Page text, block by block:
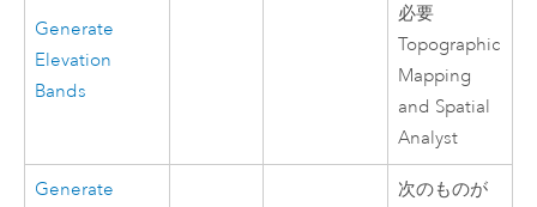
Generate
Elevation
Bands
必要
Topographic
Mapping
and Spatial
Analyst
Generate
次のものが